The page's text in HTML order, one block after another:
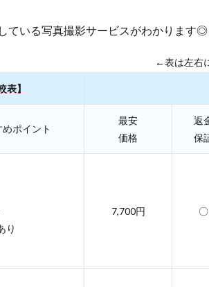
ている写真撮影サービスがわかります◎
←表は左右
】
めポイント
最安
価格
返
保
り
7,700円 〇